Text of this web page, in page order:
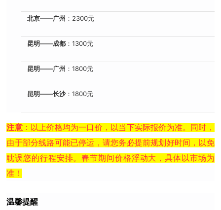
北京——广州 ：2300元
昆明——成都 ：1300元
昆明——广州 ：1800元
昆明——长沙：1800元
注意：以上价格均为一口价，以当下实际报价为准。同时，
由于部分线路可能已停运，请您务必提前规划好时间，以免
耽误您的行程安排。春节期间价格浮动大，具体以市场为
准！
温馨提醒